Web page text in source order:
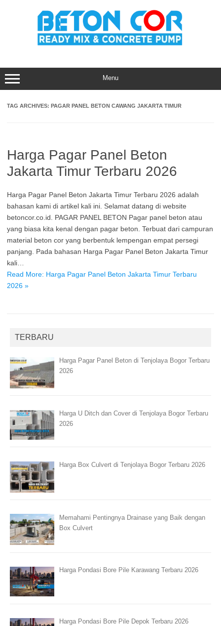
Menu
TAG ARCHIVES: PAGAR PANEL BETON CAWANG JAKARTA TIMUR
Harga Pagar Panel Beton
Jakarta Timur Terbaru 2026
Harga Pagar Panel Beton Jakarta Timur Terbaru 2026 adalah
bahasan kami di artikel kali ini. Selamat datang di website
betoncor.co.id. PAGAR PANEL BETON Pagar panel beton atau
yang biasa kita kenal dengan pagar beton. Terbuat dari campuran
material beton cor yang berbentuk lempengan empat persegi
panjang. Pada bahasan Harga Pagar Panel Beton Jakarta Timur
kali…
Read More: Harga Pagar Panel Beton Jakarta Timur Terbaru
2026 »
TERBARU
Harga Pagar Panel Beton di Tenjolaya Bogor Terbaru
2026
Harga U Ditch dan Cover di Tenjolaya Bogor Terbaru
2026
Harga Box Culvert di Tenjolaya Bogor Terbaru 2026
Memahami Pentingnya Drainase yang Baik dengan
Box Culvert
Harga Pondasi Bore Pile Karawang Terbaru 2026
Harga Pondasi Bore Pile Depok Terbaru 2026